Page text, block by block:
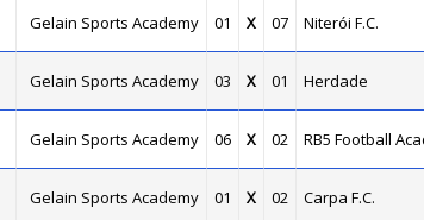
Gelain Sports Academy 01 X 07 Niterói F.C.
Gelain Sports Academy 03 X 01 Herdade
Gelain Sports Academy 06 X 02 RB5 Football
Gelain Sports Academy 01 X 02 Carpa F.C.